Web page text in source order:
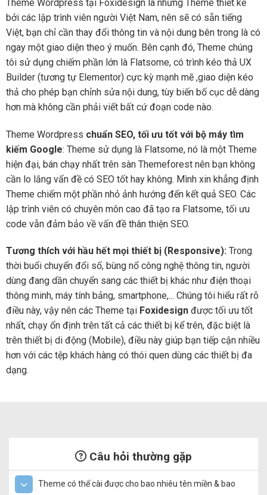
Theme Wordpress tại Foxidesign là những Theme thiết kế
bởi các lập trình viên người Việt Nam, nên sẽ có sẵn tiếng
Việt, bạn chỉ cần thay đổi thông tin và nội dung bên trong là có
ngay một giao diện theo ý muốn. Bên cạnh đó, Theme chúng
tôi sử dụng chiếm phần lớn là Flatsome, có trình kéo thả UX
Builder (tương tự Elementor) cực kỳ mạnh mẽ ,giao diện kéo
thả cho phép bạn chỉnh sửa nội dung, tùy biến bố cục dễ dàng
hơn mà không cần phải viết bất cứ đoạn code nào.
Theme Wordpress chuẩn SEO, tối ưu tốt với bộ máy tìm
kiếm Google: Theme sử dụng là Flatsome, nó là một Theme
hiện đại, bán chạy nhất trên sàn Themeforest nên bạn không
cần lo lắng vấn đề có SEO tốt hay không. Mình xin khẳng định
Theme chiếm một phần nhỏ ảnh hướng đến kết quả SEO. Các
lập trình viên có chuyên môn cao đã tạo ra Flatsome, tối ưu
code vẫn đảm bảo về vấn đề thân thiện SEO.
Tương thích với hầu hết mọi thiết bị (Responsive): Trong
thời buổi chuyển đổi số, bùng nổ công nghệ thông tin, người
dùng đang dần chuyển sang các thiết bị khác như điện thoại
thông minh, máy tính bảng, smartphone,... Chúng tôi hiểu rất rõ
điều này, vậy nên các Theme tại Foxidesign được tối ưu tốt
nhất, chạy ổn định trên tất cả các thiết bị kể trên, đặc biệt là
trên thiết bị di động (Mobile), điều này giúp bạn tiếp cận nhiều
hơn với các tệp khách hàng có thói quen dùng các thiết bị đa
dạng.
Câu hỏi thường gặp
Theme có thể cài được cho bao nhiêu tên miền & bao